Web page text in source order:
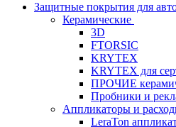
Защитные покрытия для
Керамические
3D
FTORSIC
KRYTEX
KRYTEX для
ПРОЧИЕ
Пробники и
Аппликаторы и
LeraTon